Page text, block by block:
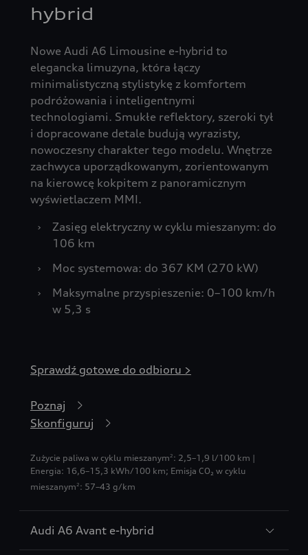
hybrid
Nowe Audi A6 Limousine e-hybrid to
elegancka limuzyna, która łączy
minimalistyczną stylistykę z komfortem
podróżowania i inteligentnymi
technologiami. Smukłe reflektory, szeroki tył
i dopracowane detale budują wyrazisty,
nowoczesny charakter tego modelu. Wnętrze
zachwyca uporządkowanym, zorientowanym
na kierowcę kokpitem z panoramicznym
wyświetlaczem MMI.
›
Zasięg elektryczny w cyklu mieszanym: do
106 km
›
Moc systemowa: do 367 KM (270 kW)
›
Maksymalne przyspieszenie: 0–100 km/h
w 5,3 s
Sprawdź gotowe do odbioru >
Poznaj
Skonfiguruj
Zużycie paliwa w cyklu mieszanym 2 : 2,5–1,9 l/100 km |
Energia: 16,6–15,3 kWh/100 km; Emisja CO₂ w cyklu
mieszanym2 : 57–43 g/km
Audi A6 Avant e-hybrid